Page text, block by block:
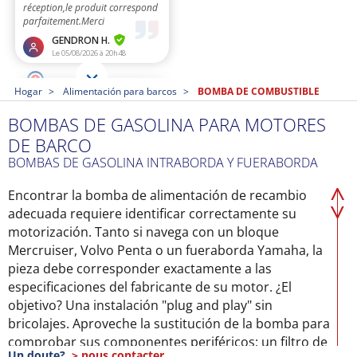
Hogar Alimentación para barcos BOMBA DE COMBUSTIBLE
BOMBAS DE GASOLINA PARA MOTORES
DE BARCO
BOMBAS DE GASOLINA INTRABORDA Y FUERABORDA
Encontrar la bomba de alimentación de recambio
adecuada requiere identificar correctamente su
motorización. Tanto si navega con un bloque
Mercruiser, Volvo Penta o un fueraborda Yamaha, la
pieza debe corresponder exactamente a las
especificaciones del fabricante de su motor. ¿El
objetivo? Una instalación "plug and play" sin
bricolajes. Aproveche la sustitución de la bomba para
comprobar sus componentes periféricos: un filtro de